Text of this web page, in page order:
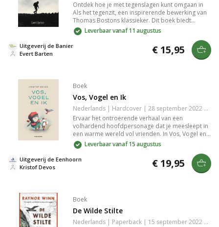
Ontdek hoe je met tegenslagen kunt omgaan in
Als het tegenzit, een inspirerende bewerking van
Thomas Bostons klassieker. Dit boek biedt
inzichten vanuit de Bijbel over waarom je
hindernissen ervaart en biedt troost en lering,
vooral voor jongeren die worstelen met
Leverbaar vanaf 11 augustus
Evert Barten
Uitgeverij de Banier € 15,95
Boek
Vos, Vogel en Ik
Nederlands | Hardcover | 28 september 2022 | 95 pagina's | 9789462916647
Ervaar het ontroerende verhaal van een
volhardend hoofdpersonage dat je meesleept in
een warme wereld vol vrienden. In Vos, Vogel en
ik leer je hoe je met steun moeilijkheden kunt
overwinnen. Geniet van de unieke wisselwerking
tussen tekst, beeld en vormgeving in dit
Leverbaar vanaf 15 augustus
Kristof Devos
Uitgeverij de Eenhoorn € 19,95
Boek
De Wilde Stilte
Nederlands | Paperback | 15 september 2022 | 320 pagina's | 9789463822503